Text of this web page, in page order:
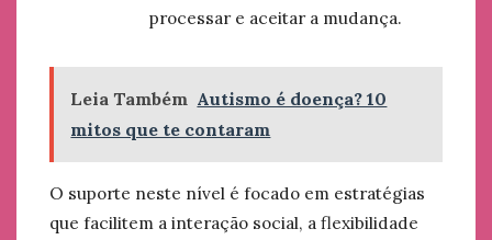
processar e aceitar a mudança.
Leia Também Autismo é doença? 10
mitos que te contaram
O suporte neste nível é focado em estratégias
que facilitem a interação social, a flexibilidade